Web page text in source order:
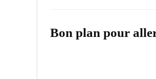
Bon plan pour